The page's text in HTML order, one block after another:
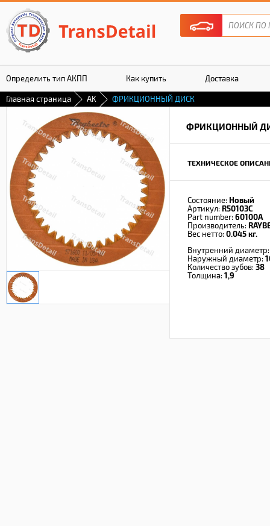
Определить тип АКПП Как купить Доставка
Гарантия
Главная страница AK ФРИКЦИОННЫЙ ДИСК
ФРИКЦИОННЫЙ
ТЕХНИЧЕСКОЕ
Состояние: Новый
Артикул: R50103C
Part number: 60100A
Производитель:
Вес нетто: 0.045 кг.
Внутренний
Наружный диаметр:
Количество зубов: 38
Толщина: 1,9